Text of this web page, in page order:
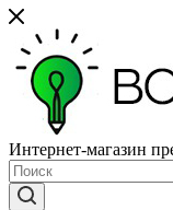
Интернет-магазин